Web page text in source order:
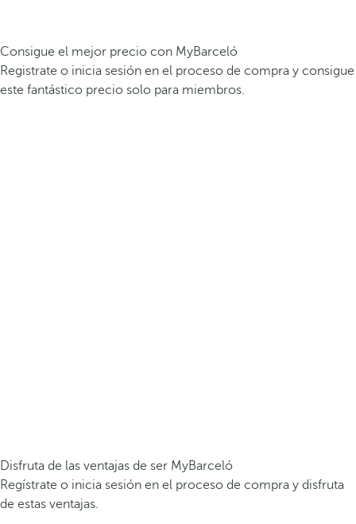
Consigue el mejor precio con MyBarceló
Registrate o inicia sesión en el proceso de compra y consigue
este fantástico precio solo para miembros.
Disfruta de las ventajas de ser MyBarceló
Regístrate o inicia sesión en el proceso de compra y disfruta
de estas ventajas.